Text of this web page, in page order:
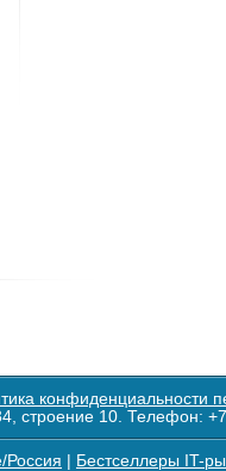
конфиденциальности
строение 10. Телефон:
Россия Бестселлеры IT-